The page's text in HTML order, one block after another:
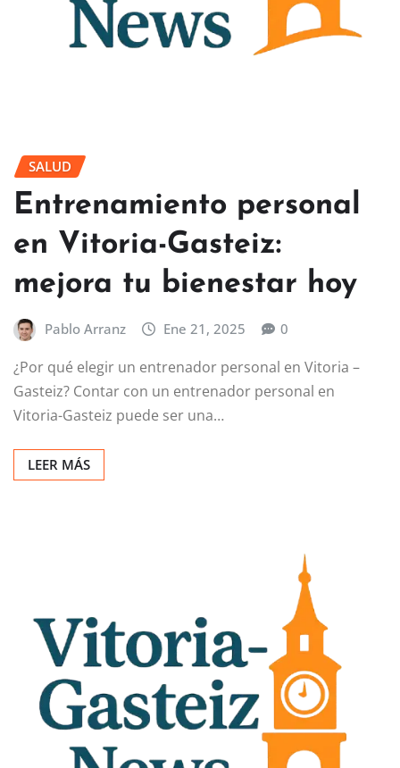
SALUD
Entrenamiento personal
en Vitoria-Gasteiz:
mejora tu bienestar hoy
Pablo Arranz Ene 21, 2025 0
¿Por qué elegir un entrenador personal en Vitoria –
Gasteiz? Contar con un entrenador personal en
Vitoria-Gasteiz puede ser una…
LEER MÁS